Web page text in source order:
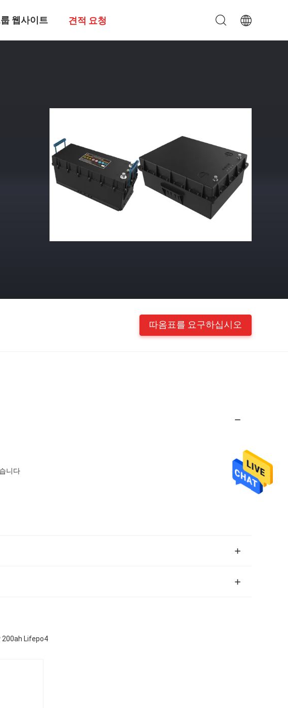
웹사이트 견적 요청
따옴표를 요구하십시오
니다
200ah Lifepo4